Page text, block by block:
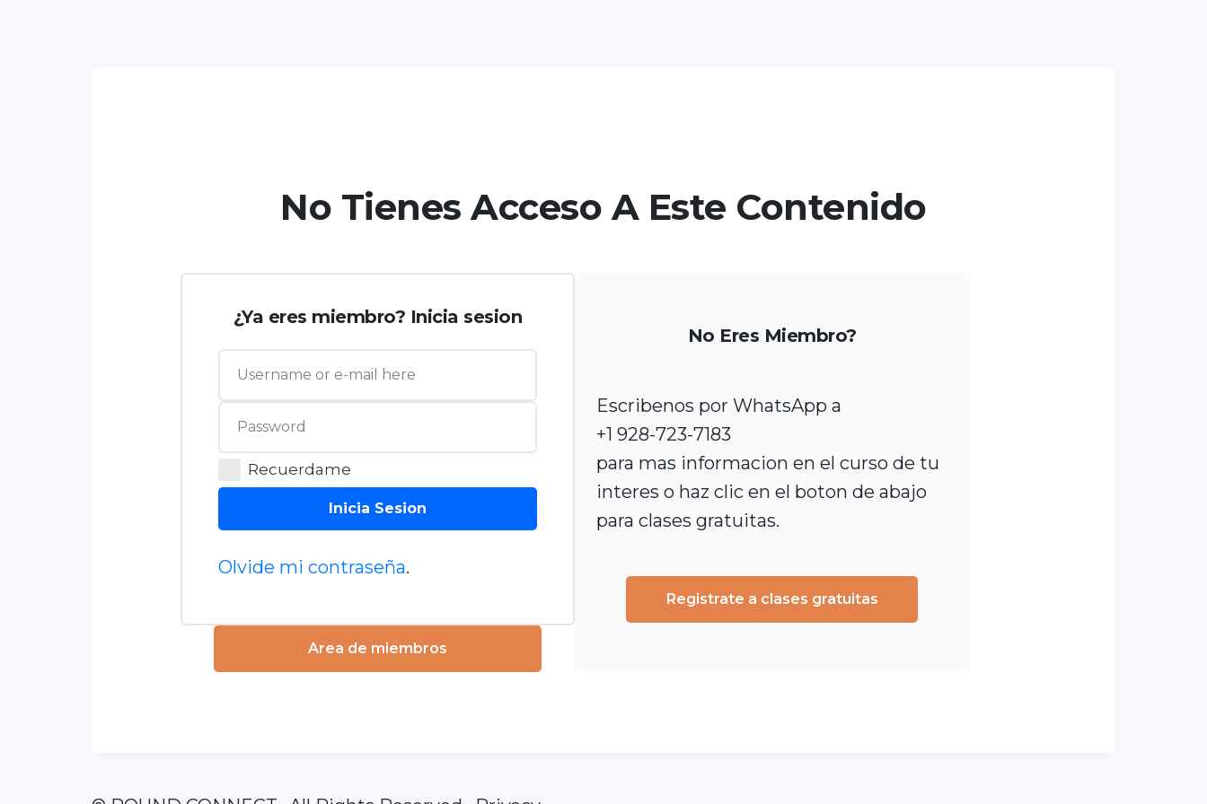
No Tienes Acceso A Este Contenido
¿Ya eres miembro? Inicia sesion
Recuerdame
Inicia Sesion
Olvide mi contraseña.
Area de miembros
No Eres Miembro?
Escribenos por WhatsApp a
+1 928-723-7183
para mas informacion en el curso de tu
interes o haz clic en el boton de abajo
para clases gratuitas.
Registrate a clases gratuitas